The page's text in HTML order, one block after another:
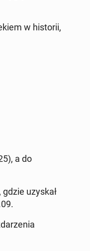
w his­torii,
a do
uzyskał